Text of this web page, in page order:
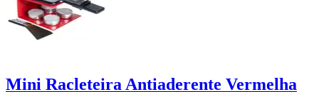
Mini Racleteira Antiaderente Vermelha